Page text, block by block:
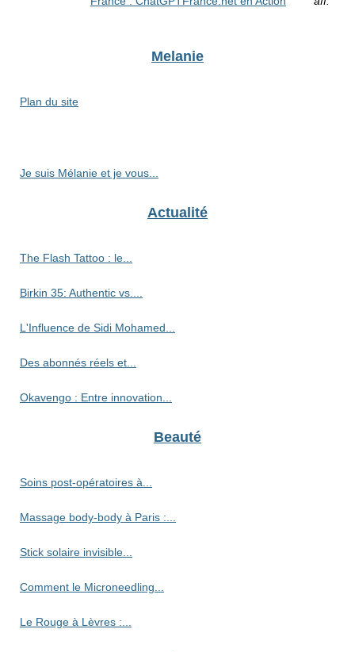
Melanie
Plan du site
Je suis Mélanie et je vous...
Actualité
The Flash Tattoo : le...
Birkin 35: Authentic vs....
L'Influence de Sidi Mohamed...
Des abonnés réels et...
Okavengo : Entre innovation...
Beauté
Soins post-opératoires à...
Massage body-body à Paris :...
Stick solaire invisible...
Comment le Microneedling...
Le Rouge à Lèvres :...